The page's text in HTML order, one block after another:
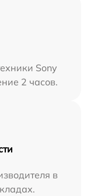
Sony
2 часов.
в